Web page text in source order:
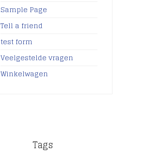
Sample Page
Tell a friend
test form
Veelgestelde vragen
Winkelwagen
Tags